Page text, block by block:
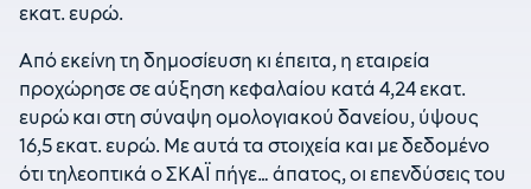
εκατ. ευρώ.
Από εκείνη τη δημοσίευση κι έπειτα, η εταιρεία
προχώρησε σε αύξηση κεφαλαίου κατά 4,24 εκατ.
ευρώ και στη σύναψη ομολογιακού δανείου, ύψους
16,5 εκατ. ευρώ. Με αυτά τα στοιχεία και με δεδομένο
ότι τηλεοπτικά ο ΣΚΑΪ πήγε… άπατος, οι επενδύσεις του